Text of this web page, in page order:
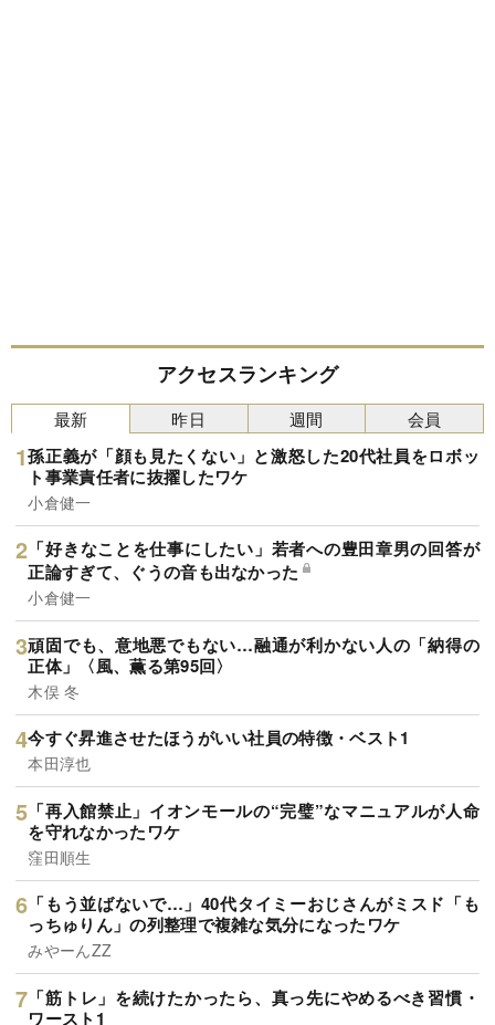
アクセスランキング
最新
孫正義が「顔も見たくない」と激怒した20代社員をロボッ
ト事業責任者に抜擢したワケ
小倉健一
「好きなことを仕事にしたい」若者への豊田章男の回答が
正論すぎて、ぐうの音も出なかった
小倉健一
頑固でも、意地悪でもない…融通が利かない人の「納得の
正体」〈風、薫る第95回〉
木俣 冬
今すぐ昇進させたほうがいい社員の特徴・ベスト1
本田淳也
「再入館禁止」イオンモールの“完璧”なマニュアルが人命
を守れなかったワケ
窪田順生
「もう並ばないで…」40代タイミーおじさんがミスド「も
っちゅりん」の列整理で複雑な気分になったワケ
みやーんZZ
「筋トレ」を続けたかったら、真っ先にやめるべき習慣・
ワースト1
昨日 週間 会員